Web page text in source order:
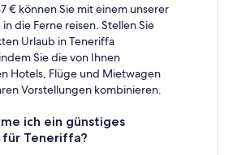
€ können Sie mit einem unserer
die Ferne reisen. Stellen Sie
Urlaub in Teneriffa
Sie die von Ihnen
Hotels, Flüge und Mietwagen
Vorstellungen kombinieren.
ich ein günstiges
für Teneriffa?